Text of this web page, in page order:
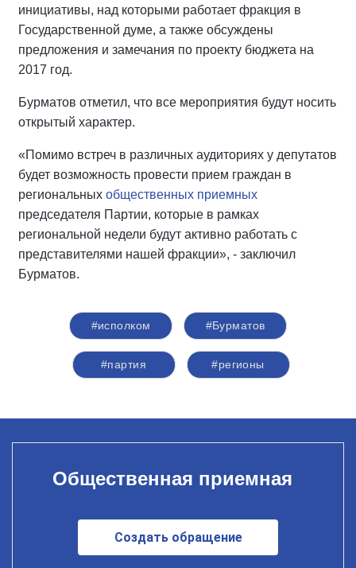
инициативы, над которыми работает фракция в
Государственной думе, а также обсуждены
предложения и замечания по проекту бюджета на
2017 год.
Бурматов отметил, что все мероприятия будут носить
открытый характер.
«Помимо встреч в различных аудиториях у депутатов
будет возможность провести прием граждан в
региональных общественных приемных
председателя Партии, которые в рамках
региональной недели будут активно работать с
представителями нашей фракции», - заключил
Бурматов.
#исполком #Бурматов
#партия #регионы
Общественная приемная
Создать обращение